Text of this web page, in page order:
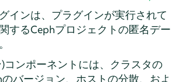
インは、プラグインが実行されて
するCephプロジェクトの匿名デー
コンポーネントには、クラスタの
バージョン、ホストの分散、およ